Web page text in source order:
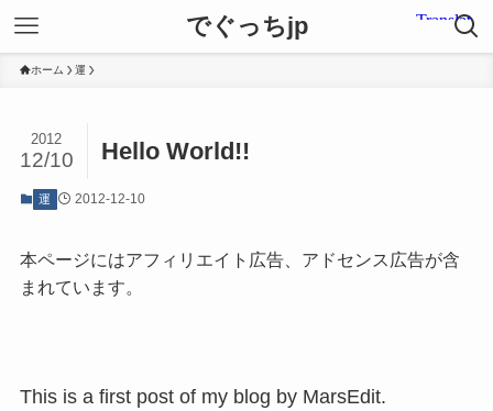
でぐっちjp
ホーム 運
Hello World!!
2012
12/10
運 2012-12-10
本ページにはアフィリエイト広告、アドセンス広告が含
まれています。
This is a first post of my blog by MarsEdit.